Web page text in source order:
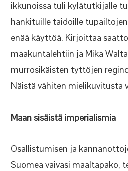
ikkunoissa tuli kylätutkijalle
hankituille taidoille
enää käyttöä. Kirjoittaa
maakuntalehtiin ja Mika
murrosikäisten tyttöjen
Näistä vähiten mielikuvitusta
Maan sisäistä imperialismia
Osallistumisen ja
Suomea vaivasi maaltapako,